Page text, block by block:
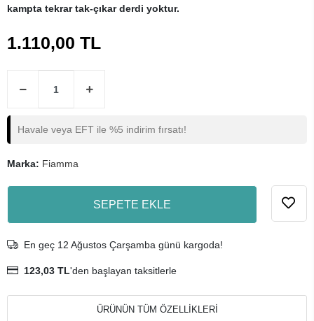
kampta tekrar tak-çıkar derdi yoktur.
1.110,00 TL
Havale veya EFT ile %5 indirim fırsatı!
Marka: Fiamma
SEPETE EKLE
En geç 12 Ağustos Çarşamba günü kargoda!
123,03 TL'den başlayan taksitlerle
ÜRÜNÜN TÜM ÖZELLİKLERİ